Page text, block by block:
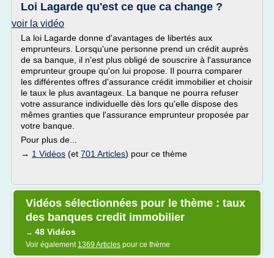
Loi Lagarde qu'est ce que ca change ?
voir la vidéo
La loi Lagarde donne d'avantages de libertés aux
emprunteurs. Lorsqu'une personne prend un crédit auprès
de sa banque, il n'est plus obligé de souscrire à l'assurance
emprunteur groupe qu'on lui propose. Il pourra comparer
les différentes offres d'assurance crédit immobilier et choisir
le taux le plus avantageux. La banque ne pourra refuser
votre assurance individuelle dès lors qu'elle dispose des
mêmes granties que l'assurance emprunteur proposée par
votre banque.
Pour plus de...
→ 1 Vidéos (et 701 Articles) pour ce thème
Vidéos sélectionnées pour le thème : taux
des banques credit immobilier
→ 48 Vidéos
Voir également 1369 Articles pour ce thème